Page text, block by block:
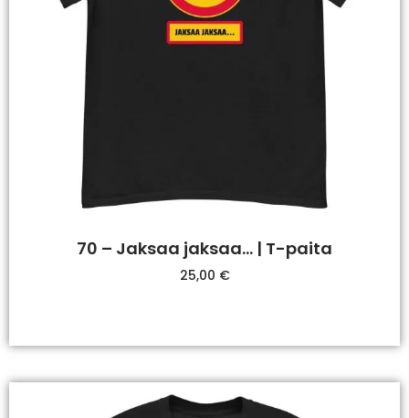
70 – Jaksaa jaksaa… | T-paita
25,00 €